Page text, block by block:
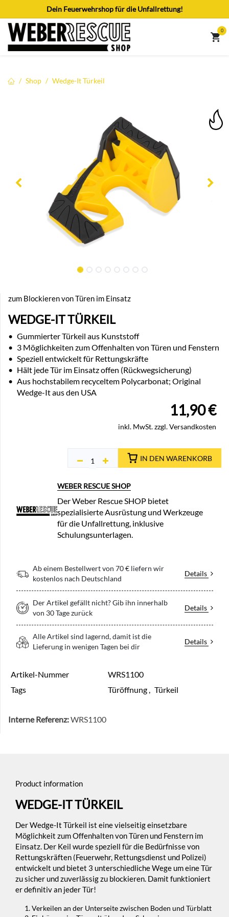
Zum Inhalt springenDein Feuerwehrshop für die Unfallrettung!
0
Shop Wedge-It Türkeil
zum Blockieren von Türen im Einsatz
WEDGE-IT TÜRKEIL
• Gummierter Türkeil aus Kunststoff
• 3 Möglichkeiten zum Offenhalten von Türen und Fenstern
• Speziell entwickelt für Rettungskräfte
• Hält jede Tür im Einsatz offen (Rückwegsicherung)
• Aus hochstabilem recyceltem Polycarbonat; Original
Wedge-It aus den USA
11,90€
inkl. MwSt. zzgl. Versandkosten
IN DEN WARENKORB
WEBER RESCUE SHOP
Der Weber Rescue SHOP bietet
spezialisierte Ausrüstung und Werkzeuge
für die Unfallrettung, inklusive
Schulungsunterlagen.
Ab einem Bestellwert von 70 € liefern wir
kostenlos nach Deutschland
Details
Der Artikel gefällt nicht? Gib ihn innerhalb
von 30 Tage zurück
Details
Alle Artikel sind lagernd, damit ist die
Lieferung in wenigen Tagen bei dir
Details
Artikel-Nummer
WRS1100
Tags
Türöffnung, Türkeil
Interne Referenz:WRS1100
Product information
WEDGE-IT TÜRKEIL
Der Wedge-It Türkeil ist eine vielseitig einsetzbare
Möglichkeit zum Offenhalten von Türen und Fenstern im
Einsatz. Der Keil wurde speziell für die Bedürfnisse von
Rettungskräften (Feuerwehr, Rettungsdienst und Polizei)
entwickelt und bietet 3 unterschiedliche Wege um eine Tür
zu sicher und zuverlässig zu blockieren. Damit funktioniert
er definitiv an jeder Tür!
Verkeilen an der Unterseite zwischen Boden und Türblatt